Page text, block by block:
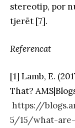
stereotip, por
tjerët [7].
Referencat
[1] Lamb, E.
That?
https://
5/15/what-